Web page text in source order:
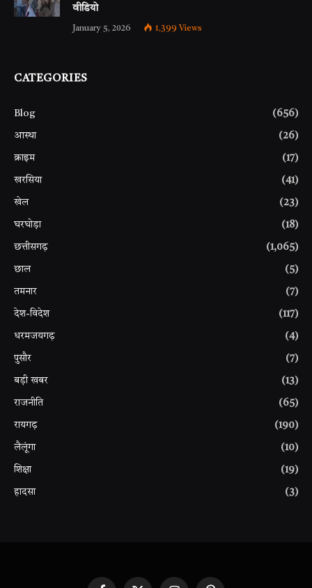
वीडियो
January 5, 2026 1,399 Views
CATEGORIES
Blog (656)
आस्था (26)
क्राइम (17)
खरसिया (41)
खेल (23)
घरघोड़ा (18)
छत्तीसगढ़ (1,065)
छाल (5)
तमनार (7)
देश-विदेश (117)
धरमजयगढ़ (4)
पुसौर (7)
बड़ी खबर (13)
राजनीति (65)
रायगढ़ (190)
लैलूंगा (10)
शिक्षा (19)
हादसा (3)